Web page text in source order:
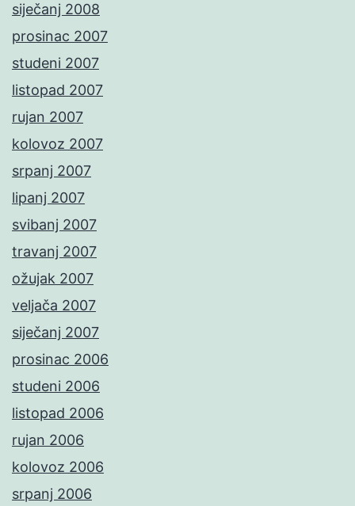
siječanj 2008
prosinac 2007
studeni 2007
listopad 2007
rujan 2007
kolovoz 2007
srpanj 2007
lipanj 2007
svibanj 2007
travanj 2007
ožujak 2007
veljača 2007
siječanj 2007
prosinac 2006
studeni 2006
listopad 2006
rujan 2006
kolovoz 2006
srpanj 2006